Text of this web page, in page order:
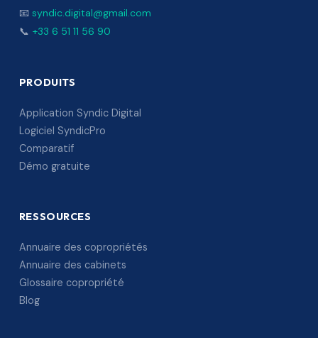
📧 syndic.digital@gmail.com
📞 +33 6 51 11 56 90
PRODUITS
Application Syndic Digital
Logiciel SyndicPro
Comparatif
Démo gratuite
RESSOURCES
Annuaire des copropriétés
Annuaire des cabinets
Glossaire copropriété
Blog